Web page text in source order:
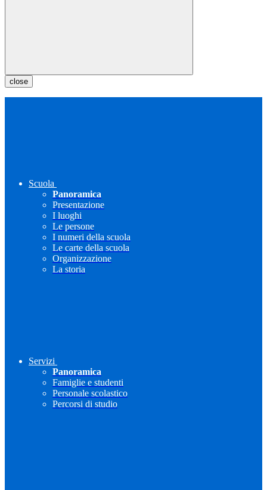
close
Scuola
Panoramica
Presentazione
I luoghi
Le persone
I numeri della scuola
Le carte della scuola
Organizzazione
La storia
Servizi
Panoramica
Famiglie e studenti
Personale scolastico
Percorsi di studio